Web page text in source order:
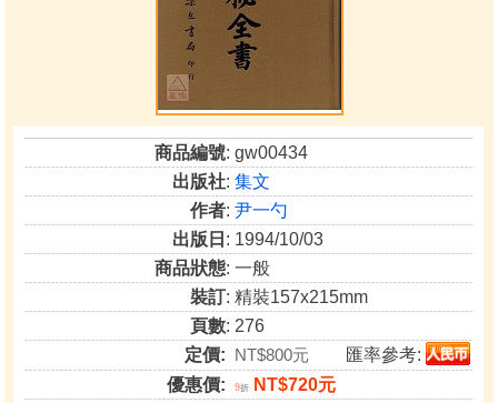
商品編號: gw00434
出版社:集文
作者:尹一勺
出版日 : 1994/10/03
商品狀態: 一般
裝訂: 精裝157x215mm
頁數: 276
定價: NT$800元
匯率參考:
優惠價:
9折
NT$720元